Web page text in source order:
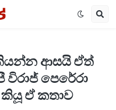
ආසයි ඒත්
විරාජ් පෙරේරා
ඒ කතාව